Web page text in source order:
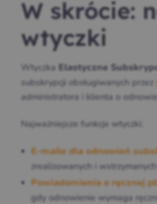
W skrócie:
wtyczki
Wtyczka Elastyczne
subskrypcji obsługiwanych przez
administratora i klienta o
Najważniejsze funkcje wtyczki:
E-maile dla odnowień
zrealizowanych i
Powiadomienia o ręcznej
gdy odnowienie wymaga